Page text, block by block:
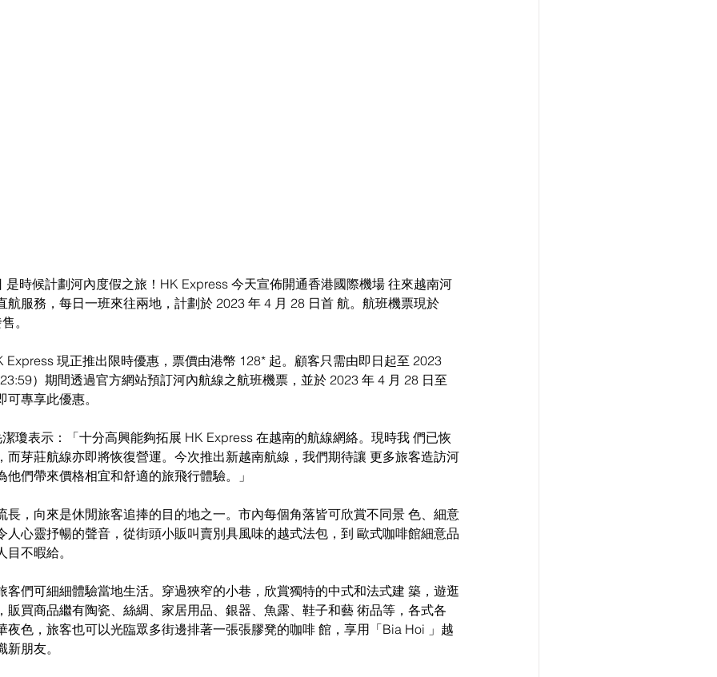
是時候計劃河內度假之旅！HK Express 今天宣佈開通香港國際機場 往來越南河
航服務，每日一班來往兩地，計劃於 2023 年 4 月 28 日首 航。航班機票現於
。
）期間透過官方網站預訂河內航線之航班機票，並於 2023 年 4 月 28 日至
可專享此優惠。
瓊表示：「十分高興能夠拓展 HK Express 在越南的航線網絡。現時我 們已恢
而芽莊航線亦即將恢復營運。今次推出新越南航線，我們期待讓 更多旅客造訪河
他們帶來價格相宜和舒適的旅飛行體驗。」
長，向來是休閒旅客追捧的目的地之一。市內每個角落皆可欣賞不同景 色、細意
人心靈抒暢的聲音，從街頭小販叫賣別具風味的越式法包，到 歐式咖啡館細意品
目不暇給。
客們可細細體驗當地生活。穿過狹窄的小巷，欣賞獨特的中式和法式建 築，遊逛
販買商品繼有陶瓷、絲綢、家居用品、銀器、魚露、鞋子和藝 術品等，各式各
夜色，旅客也可以光臨眾多街邊排著一張張膠凳的咖啡 館，享用「Bia Hoi 」越
新朋友。